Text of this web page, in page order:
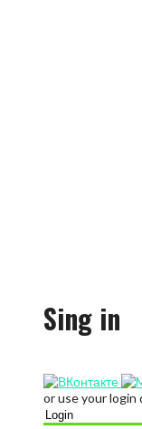
Sing in
or use your login